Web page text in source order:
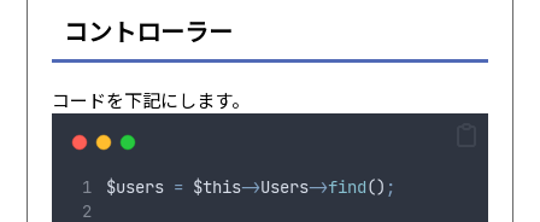
コントローラー
コードを下記にします。
$users = $this->Users->find() ;